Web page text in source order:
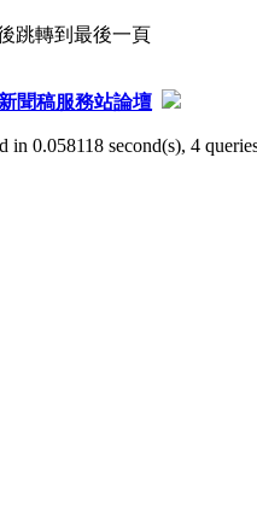
跳轉到最後一頁
聞稿服務站論壇
in 0.058118 second(s), 4